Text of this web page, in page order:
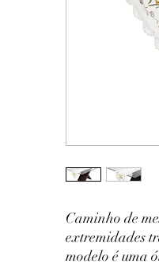
Caminho de
extremidades
modelo é uma